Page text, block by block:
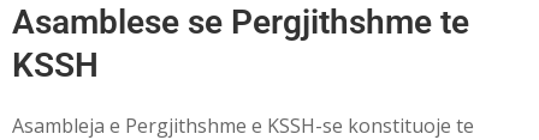
Asamblese se Pergjithshme te
KSSH
Asambleja e Pergjithshme e KSSH-se konstituoje te